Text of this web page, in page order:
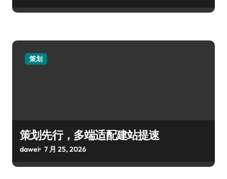
策划
策划先行，多端适配建站提速
dawei 7 月 25, 2026